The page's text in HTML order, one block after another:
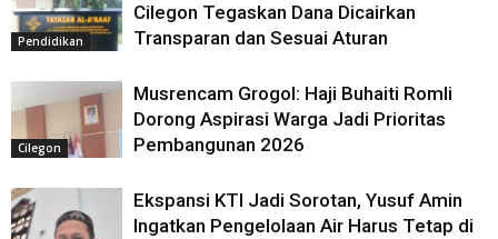
Pendidikan
Cilegon Tegaskan Dana Dicairkan
Transparan dan Sesuai Aturan
Cilegon
Musrencam Grogol: Haji Buhaiti Romli
Dorong Aspirasi Warga Jadi Prioritas
Pembangunan 2026
Ekspansi KTI Jadi Sorotan, Yusuf Amin
Ingatkan Pengelolaan Air Harus Tetap di